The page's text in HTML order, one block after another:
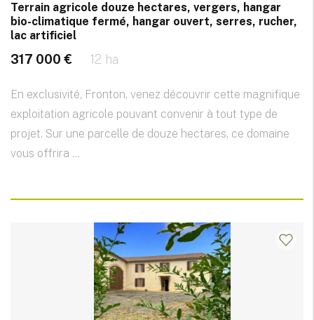
Terrain agricole douze hectares, vergers, hangar
bio-climatique fermé, hangar ouvert, serres, rucher,
lac artificiel
317 000 € 12 ha
En exclusivité, Fronton, venez découvrir cette magnifique
exploitation agricole pouvant convenir à tout type de
projet. Sur une parcelle de douze hectares, ce domaine
vous offrira ...